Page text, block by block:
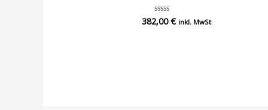
Bewertet
mit
382,00€ inkl. MwSt